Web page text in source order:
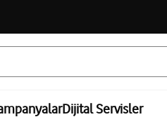
Dijital Servisler